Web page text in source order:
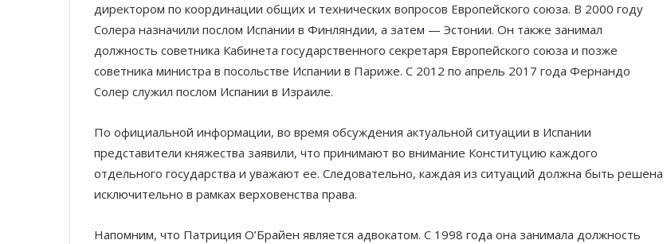
директором по координации общих и технических вопросов Европейского союза. В 2000 году
Солера назначили послом Испании в Финляндии, а затем — Эстонии. Он также занимал
должность советника Кабинета государственного секретаря Европейского союза и позже
советника министра в посольстве Испании в Париже. С 2012 по апрель 2017 года Фернандо
Солер служил послом Испании в Израиле.
По официальной информации, во время обсуждения актуальной ситуации в Испании
представители княжества заявили, что принимают во внимание Конституцию каждого
отдельного государства и уважают ее. Следовательно, каждая из ситуаций должна быть решена
исключительно в рамках верховенства права.
Напомним, что Патриция О’Брайен является адвокатом. С 1998 года она занимала должность